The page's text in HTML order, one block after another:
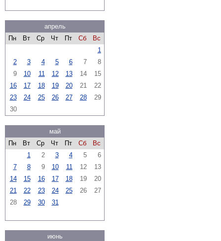
апрель
Пн
Вт Ср Чт Пт Сб
Вс
1
2
3 4 5 6 7
8
9
10 11 12 13 14
15
16
17 18 19 20 21
22
23
24 25 26 27 28
29
30
май
Пн
Вт Ср Чт Пт Сб
Вс
1
2 3 4 5
6
7
8 9 10 11 12
13
14
15 16 17 18 19
20
21
22 23 24 25 26
27
28
29 30 31
июнь